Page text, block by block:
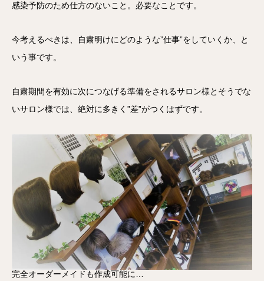
感染予防のため仕方のないこと。必要なことです。
今考えるべきは、自粛明けにどのような”仕事”をしていくか、と
いう事です。
自粛期間を有効に次につなげる準備をされるサロン様とそうでな
いサロン様では、絶対に多きく”差”がつくはずです。
完全オーダーメイドも作成可能に…